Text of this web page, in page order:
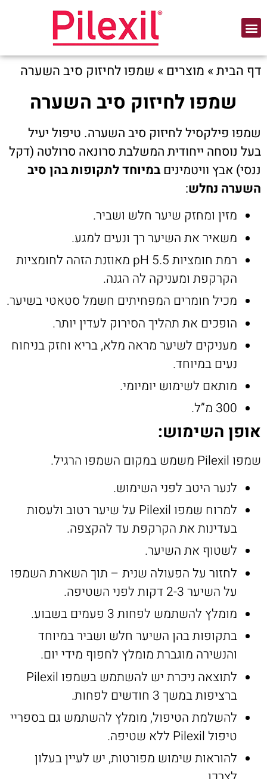
דף הבית» מוצרים » שמפו לחיזוק סיב השערה
שמפו לחיזוק סיב השערה
שמפו פילקסיל לחיזוק סיב השערה. טיפול יעיל
בעל נוסחה ייחודית המשלבת סרונאה סרולטה (דקל
ננסי) אבץ וויטמיניםבמיוחד לתקופות בהן סיב
השערה נחלש:
מזין ומחזק שיער חלש ושביר.
משאיר את השיער רך ונעים למגע.
רמת חומציות pH 5.5 מאוזנת הזהה לחומציות
הקרקפת ומעניקה לה הגנה.
מכיל חומרים המפחיתים חשמל סטאטי בשיער.
הופכים את תהליך הסירוק לעדין יותר.
מעניקים לשיער מראה מלא, בריא וחזק בניחוח
נעים במיוחד.
מותאם לשימוש יומיומי.
300 מ”ל.
אופן השימוש:
שמפו Pilexil משמש במקום השמפו הרגיל.
לנער היטב לפני השימוש.
למרוח שמפו Pilexil על שיער רטוב ולעסות
בעדינות את הקרקפת עד להקצפה.
לשטוף את השיער.
לחזור על הפעולה שנית – תוך השארת השמפו
על השיער 2-3 דקות לפני השטיפה.
מומלץ להשתמש לפחות 3 פעמים בשבוע.
בתקופות בהן השיער חלש ושביר במיוחד
והנשירה מוגברת מומלץ לחפוף מידי יום.
לתוצאה ניכרת יש להשתמש בשמפו Pilexil
ברציפות במשך 3 חודשים לפחות.
להשלמת הטיפול, מומלץ להשתמש גם בספריי
טיפול Pilexil ללא שטיפה.
להוראות שימוש מפורטות, יש לעיין בעלון